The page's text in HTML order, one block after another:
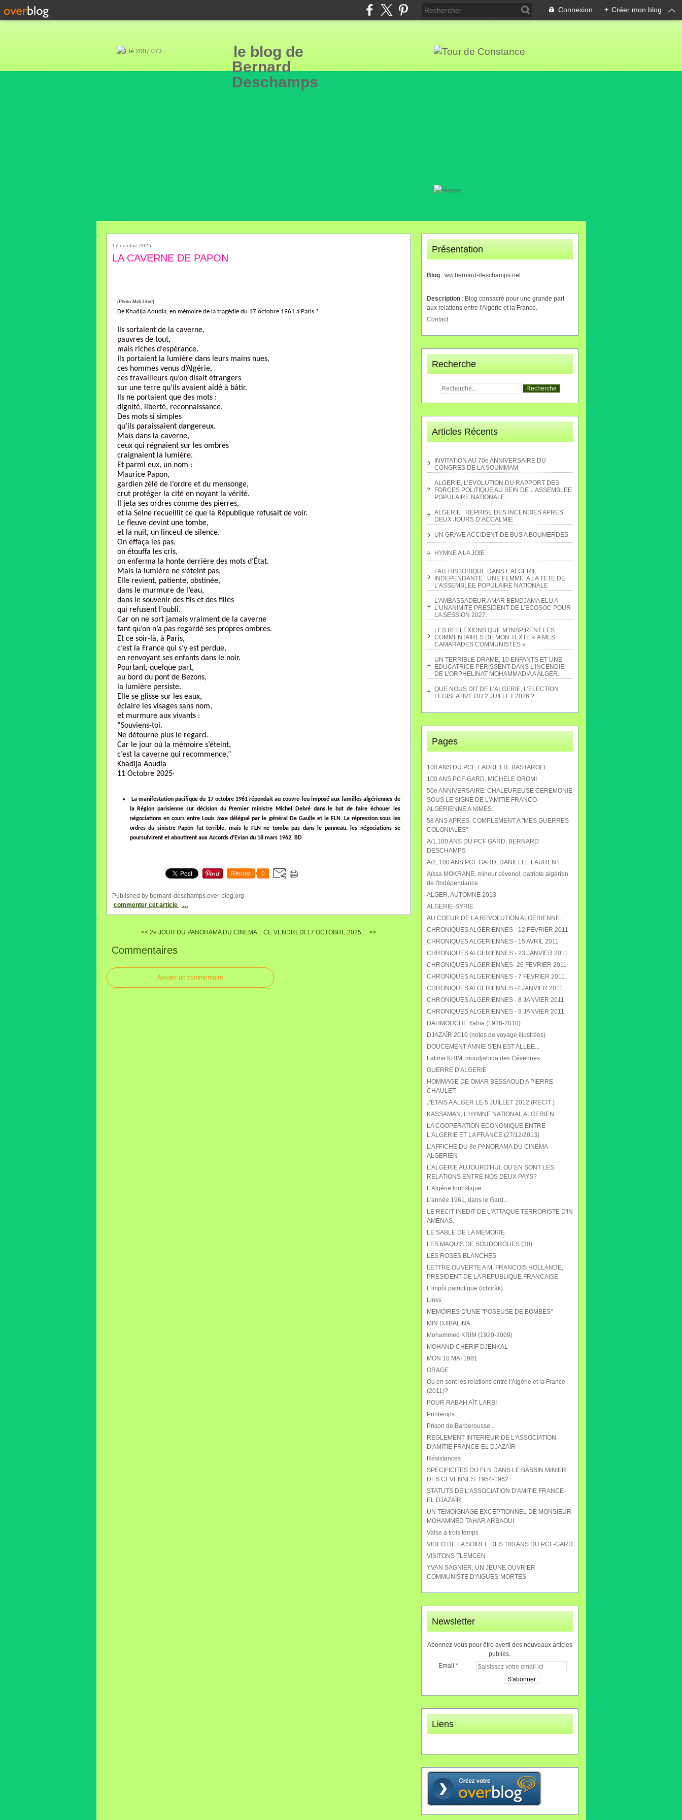
Connexion + Créer mon blog
le blog de
Bernard
Deschamps
17 octobre 2025
LA CAVERNE DE PAPON
(Photo Midi Libre)
De Khadija Aoudia, en mémoire de la tragédie du 17 octobre 1961 à Paris *
Ils sortaient de la caverne,
pauvres de tout,
mais riches d’espérance.
Ils portaient la lumière dans leurs mains nues,
ces hommes venus d’Algérie,
ces travailleurs qu’on disait étrangers
sur une terre qu’ils avaient aidé à bâtir.
Ils ne portaient que des mots :
dignité, liberté, reconnaissance.
Des mots si simples
qu’ils paraissaient dangereux.
Mais dans la caverne,
ceux qui régnaient sur les ombres
craignaient la lumière.
Et parmi eux, un nom :
Maurice Papon,
gardien zélé de l’ordre et du mensonge,
crut protéger la cité en noyant la vérité.
Il jeta ses ordres comme des pierres,
et la Seine recueillit ce que la République refusait de voir.
Le fleuve devint une tombe,
et la nuit, un linceul de silence.
On effaça les pas,
on étouffa les cris,
on enferma la honte derrière des mots d’État.
Mais la lumière ne s’éteint pas.
Elle revient, patiente, obstinée,
dans le murmure de l’eau,
dans le souvenir des fils et des filles
qui refusent l’oubli.
Car on ne sort jamais vraiment de la caverne
tant qu’on n’a pas regardé ses propres ombres.
Et ce soir-là, à Paris,
c’est la France qui s’y est perdue,
en renvoyant ses enfants dans le noir.
Pourtant, quelque part,
au bord du pont de Bezons,
la lumière persiste.
Elle se glisse sur les eaux,
éclaire les visages sans nom,
et murmure aux vivants :
“Souviens-toi.
Ne détourne plus le regard.
Car le jour où la mémoire s’éteint,
c’est la caverne qui recommence.”
Khadija Aoudia
11 Octobre 2025·
La manifestation pacifique du 17 octobre 1961 répondait au couvre-feu imposé aux familles algériennes de
la Région parisienne sur décision du Premier ministre Michel Debré dans le but de faire échouer les
négociations en cours entre Louis Joxe délégué par le général De Gaulle et le FLN. La répression sous les
ordres du sinistre Papon fut terrible, mais le FLN ne tomba pas dans le panneau, les négociations se
poursuivirent et aboutirent aux Accords d’Evian du 18 mars 1962. BD
Repost 0
Published by bernard-deschamps.over-blog.org
commenter cet article
…
<< 2e JOUR DU PANORAMA DU CINEMA... CE VENDREDI 17 OCTOBRE 2025,... >>
Commentaires
Ajouter un commentaire
Présentation
Blog : ww.bernard-deschamps.net
Description : Blog consacré pour une grande part
aux relations entre l'Algérie et la France.
Contact
Recherche
Articles Récents
INVITATION AU 70e ANNIVERSAIRE DU
CONGRES DE LA SOUMMAM
ALGERIE, L’EVOLUTION DU RAPPORT DES
FORCES POLITIQUE AU SEIN DE L’ASSEMBLEE
POPULAIRE NATIONALE.
ALGERIE : REPRISE DES INCENDIES APRES
DEUX JOURS D’ACCALMIE
UN GRAVE ACCIDENT DE BUS A BOUMERDES
HYMNE A LA JOIE
FAIT HISTORIQUE DANS L’ALGERIE
INDEPENDANTE : UNE FEMME A LA TETE DE
L’ASSEMBLEE POPULAIRE NATIONALE
L'AMBASSADEUR AMAR BENDJAMA ELU A
L’UNANIMITE PRESIDENT DE L’ECOSOC POUR
LA SESSION 2027.
LES REFLEXIONS QUE M’INSPIRENT LES
COMMENTAIRES DE MON TEXTE « A MES
CAMARADES COMMUNISTES »
UN TERRIBLE DRAME, 10 ENFANTS ET UNE
EDUCATRICE PERISSENT DANS L’INCENDIE
DE L’ORPHELINAT MOHAMMADIA A ALGER.
QUE NOUS DIT DE L’ALGERIE, L’ELECTION
LEGISLATIVE DU 2 JUILLET 2026 ?
Pages
100 ANS DU PCF, LAURETTE BASTAROLI
100 ANS PCF-GARD, MICHELE OROMI
50e ANNIVERSAIRE: CHALEUREUSE CEREMONIE
SOUS LE SIGNE DE L'AMITIE FRANCO-
ALGERIENNE A NIMES.
58 ANS APRES, COMPLEMENT A "MES GUERRES
COLONIALES"
A/1,100 ANS DU PCF GARD, BERNARD
DESCHAMPS
A/2, 100 ANS PCF GARD, DANIELLE LAURENT
Aïssa MOKRANE, mineur cévenol, patriote algérien
de l'Indépendance
ALGER, AUTOMNE 2013
ALGERIE-SYRIE
AU COEUR DE LA REVOLUTION ALGERIENNE.
CHRONIQUES ALGERIENNES - 12 FEVRIER 2011
CHRONIQUES ALGERIENNES - 15 AVRIL 2011
CHRONIQUES ALGERIENNES - 23 JANVIER 2011
CHRONIQUES ALGERIENNES -26 FEVRIER 2011
CHRONIQUES ALGERIENNES - 7 FEVRIER 2011.
CHRONIQUES ALGERIENNES -7 JANVIER 2011.
CHRONIQUES ALGERIENNES - 8 JANVIER 2011
CHRONIQUES ALGERIENNES - 9 JANVIER 2011
DAHMOUCHE Yahia (1928-2010)
DJAZAÏR 2010 (notes de voyage illustrées)
DOUCEMENT ANNIE S'EN EST ALLEE...
Fatima KRIM, moudjahida des Cévennes
GUERRE D'ALGERIE
HOMMAGE DE OMAR BESSAOUD A PIERRE
CHAULET.
J'ETAIS A ALGER LE 5 JUILLET 2012.(RECIT )
KASSAMAN, L'HYMNE NATIONAL ALGERIEN
LA COOPERATION ECONOMIQUE ENTRE
L'ALGERIE ET LA FRANCE (27/12/2013)
L'AFFICHE DU 8e PANORAMA DU CINEMA
ALGERIEN
L'ALGERIE AUJOURD'HUI, OU EN SONT LES
RELATIONS ENTRE NOS DEUX PAYS?
L'Algérie touristique.
L'année 1961, dans le Gard...
LE RECIT INEDIT DE L'ATTAQUE TERRORISTE D'IN
AMENAS.
LE SABLE DE LA MEMOIRE
LES MAQUIS DE SOUDORGUES (30)
LES ROSES BLANCHES
LETTRE OUVERTE A M. FRANCOIS HOLLANDE,
PRESIDENT DE LA REPUBLIQUE FRANCAISE
L'impôt patriotique (ichtirâk)
Links
MEMOIRES D'UNE "POSEUSE DE BOMBES"
MIN DJIBALINA
Mohammed KRIM (1920-2009)
MOHAND CHERIF DJENKAL
MON 10 MAI 1981
ORAGE
Où en sont les relations entre l'Algérie et la France
(2011)?
POUR RABAH AÏT LARBI
Printemps
Prison de Barberousse...
REGLEMENT INTERIEUR DE L'ASSOCIATION
D'AMITIE FRANCE-EL DJAZAÏR
Résistances
SPECIFICITES DU FLN DANS LE BASSIN MINIER
DES CEVENNES. 1954-1962
STATUTS DE L'ASSOCIATION D'AMITIE FRANCE-
EL DJAZAÏR
UN TEMOIGNAGE EXCEPTIONNEL DE MONSIEUR
MOHAMMED TAHAR ARBAOUI
Valse à trois temps
VIDEO DE LA SOIREE DES 100 ANS DU PCF-GARD
VISITONS TLEMCEN
YVAN SAGNIER, UN JEUNE OUVRIER
COMMUNISTE D'AIGUES-MORTES
Newsletter
Abonnez-vous pour être averti des nouveaux articles
publiés.
Email
Liens